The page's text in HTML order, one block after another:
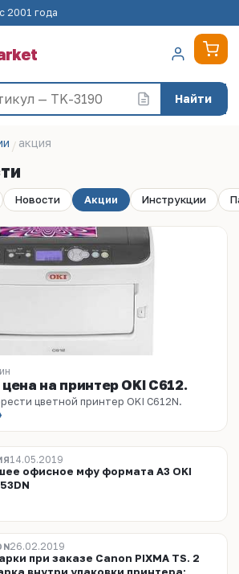
2001 года
Найти
акция
Новости Акции Инструкции
на принтер OKI C612.
цветной принтер OKI C612N.
14.05.2019
офисное мфу формата А3 OKI
26.02.2019
при заказе Canon PIXMA TS. 2